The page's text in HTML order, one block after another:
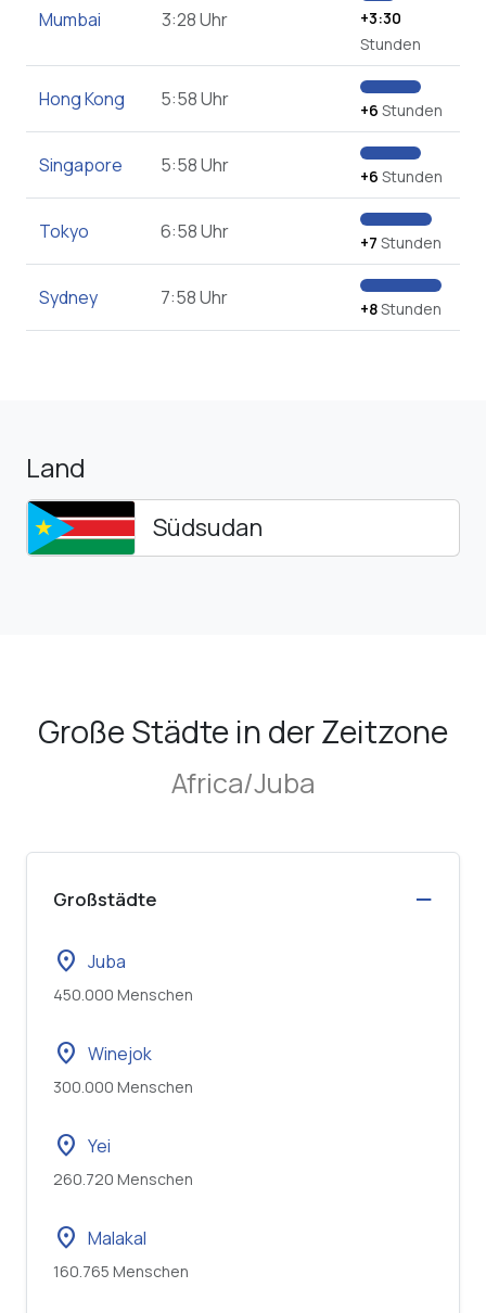
Mumbai 3:28 Uhr
+3:30
Stunden
Hong Kong 5:58 Uhr +6 Stunden
Singapore 5:58 Uhr +6 Stunden
Tokyo 6:58 Uhr +7 Stunden
Sydney 7:58 Uhr +8Stunden
Land
Südsudan
Große Städte in der Zeitzone
Africa/Juba
Großstädte
location_on Juba
450.000 Menschen
location_on Winejok
300.000 Menschen
location_on Yei
260.720 Menschen
location_on Malakal
160.765 Menschen